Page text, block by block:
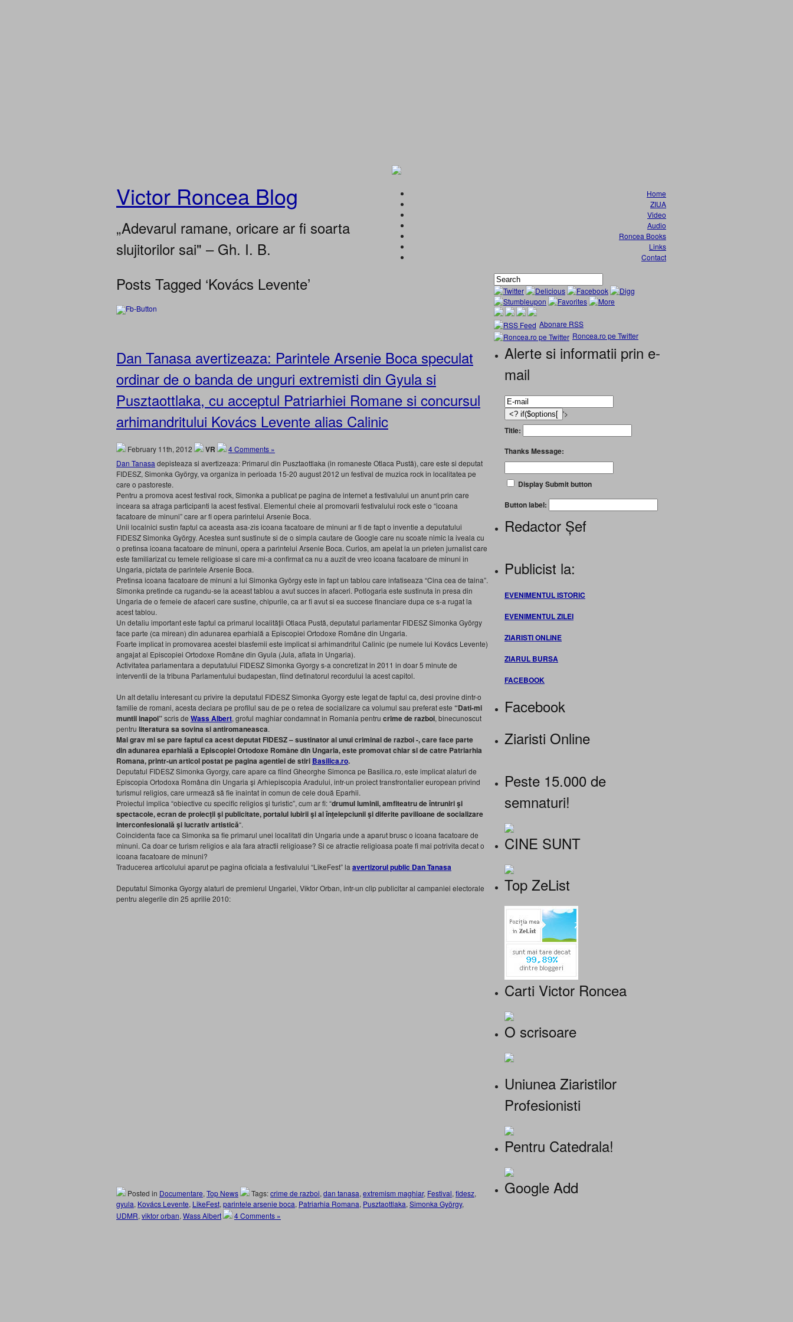
Victor Roncea Blog
„Adevarul ramane, oricare ar fi soarta
slujitorilor sai" – Gh. I. B.
Home
ZIUA
Video
Audio
Roncea Books
Links
Contact
Posts Tagged ‘Kovács Levente’
Dan Tanasa avertizeaza: Parintele Arsenie Boca speculat
ordinar de o banda de unguri extremisti din Gyula si
Pusztaottlaka, cu acceptul Patriarhiei Romane si concursul
arhimandritului Kovács Levente alias Calinic
February 11th, 2012 VR
4 Comments »
Dan Tanasa depisteaza si avertizeaza: Primarul din Pusztaottlaka (in romaneste Otlaca Pustă), care este si deputat
FIDESZ, Simonka György, va organiza in perioada 15-20 august 2012 un festival de muzica rock in localitatea pe
care o pastoreste.
Pentru a promova acest festival rock, Simonka a publicat pe pagina de internet a festivalului un anunt prin care
inceara sa atraga participanti la acest festival. Elementul cheie al promovarii festivalului rock este o “icoana
facatoare de minuni” care ar fi opera parintelui Arsenie Boca.
Unii localnici sustin faptul ca aceasta asa-zis icoana facatoare de minuni ar fi de fapt o inventie a deputatului
FIDESZ Simonka György. Acestea sunt sustinute si de o simpla cautare de Google care nu scoate nimic la iveala cu
o pretinsa icoana facatoare de minuni, opera a parintelui Arsenie Boca. Curios, am apelat la un prieten jurnalist care
este familiarizat cu temele religioase si care mi-a confirmat ca nu a auzit de vreo icoana facatoare de minuni in
Ungaria, pictata de parintele Arsenie Boca.
Pretinsa icoana facatoare de minuni a lui Simonka György este in fapt un tablou care infatiseaza “Cina cea de taina”.
Simonka pretinde ca rugandu-se la aceast tablou a avut succes in afaceri. Potlogaria este sustinuta in presa din
Ungaria de o femeie de afaceri care sustine, chipurile, ca ar fi avut si ea succese financiare dupa ce s-a rugat la
acest tablou.
Un detaliu important este faptul ca primarul localităţii Otlaca Pustă, deputatul parlamentar FIDESZ Simonka György
face parte (ca mirean) din adunarea eparhială a Episcopiei Ortodoxe Române din Ungaria.
Foarte implicat in promovarea acestei blasfemii este implicat si arhimandritul Calinic (pe numele lui Kovács Levente)
angajat al Episcopiei Ortodoxe Române din Gyula (Jula, aflata in Ungaria).
Activitatea parlamentara a deputatului FIDESZ Simonka Gyorgy s-a concretizat in 2011 in doar 5 minute de
interventii de la tribuna Parlamentului budapestan, fiind detinatorul recordului la acest capitol.
Un alt detaliu interesant cu privire la deputatul FIDESZ Simonka Gyorgy este legat de faptul ca, desi provine dintr-o
familie de romani, acesta declara pe profilul sau de pe o retea de socializare ca volumul sau preferat este “Dati-mi
muntii inapoi”scris de Wass Albert, groful maghiar condamnat in Romania pentru crime de razboi, binecunoscut
pentru literatura sa sovina si antiromaneasca.
Mai grav mi se pare faptul ca acest deputat FIDESZ – sustinator al unui criminal de razboi -, care face parte
din adunarea eparhială a Episcopiei Ortodoxe Române din Ungaria, este promovat chiar si de catre Patriarhia
Romana, printr-un articol postat pe pagina agentiei de stiri Basilica.ro.
Deputatul FIDESZ Simonka Gyorgy, care apare ca fiind Gheorghe Simonca pe Basilica.ro, este implicat alaturi de
Episcopia Ortodoxa Româna din Ungaria şi Arhiepiscopia Aradului, intr-un proiect transfrontalier european privind
turismul religios, care urmează să fie înaintat în comun de cele două Eparhii.
Proiectul implica “obiective cu specific religios şi turistic”, cum ar fi: “drumul luminii, amfiteatru de întruniri şi
spectacole, ecran de proiecţii şi publicitate, portalul iubirii şi al înţelepciunii şi diferite pavilioane de socializare
interconfesională şi lucrativ artistică“.
Coincidenta face ca Simonka sa fie primarul unei localitati din Ungaria unde a aparut brusc o icoana facatoare de
minuni. Ca doar ce turism religios e ala fara atractii religioase? Si ce atractie religioasa poate fi mai potrivita decat o
icoana facatoare de minuni?
Traducerea articolului aparut pe pagina oficiala a festivalului “LikeFest” la avertizorul public Dan Tanasa
Deputatul Simonka Gyorgy alaturi de premierul Ungariei, Viktor Orban, intr-un clip publicitar al campaniei electorale
pentru alegerile din 25 aprilie 2010:
Posted in Documentare, Top News Tags:crime de razboi, dan tanasa, extremism maghiar, Festival, fidesz,
gyula, Kovács Levente, LikeFest, parintele arsenie boca, Patriarhia Romana, Pusztaottlaka, Simonka György,
UDMR, viktor orban, Wass Albert 4 Comments »
Abonare RSS
Roncea.ro pe Twitter
Alerte si informatii prin e-
mail
'>
Title:
Thanks Message:
Display Submit button
Button label:
Redactor Șef
Publicist la:
EVENIMENTUL ISTORIC
EVENIMENTUL ZILEI
ZIARISTI ONLINE
ZIARUL BURSA
FACEBOOK
Facebook
Ziaristi Online
Peste 15.000 de
semnaturi!
CINE SUNT
Top ZeList
Carti Victor Roncea
O scrisoare
Uniunea Ziaristilor
Profesionisti
Pentru Catedrala!
Google Add